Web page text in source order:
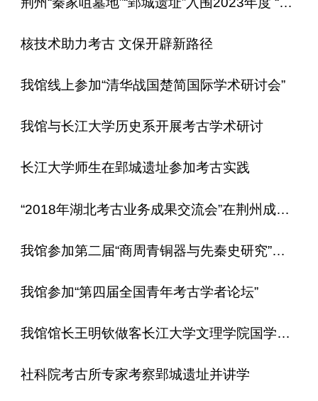
核技术助力考古 文保开辟新路径
我馆线上参加“清华战国楚简国际学术研讨会”
我馆与长江大学历史系开展考古学术研讨
长江大学师生在郢城遗址参加考古实践
“2018年湖北考古业务成果交流会”在荆州成功举办
我馆参加第二届“商周青铜器与先秦史研究”青年论坛
我馆参加“第四届全国青年考古学者论坛”
我馆馆长王明钦做客长江大学文理学院国学讲坛
社科院考古所专家考察郢城遗址并讲学